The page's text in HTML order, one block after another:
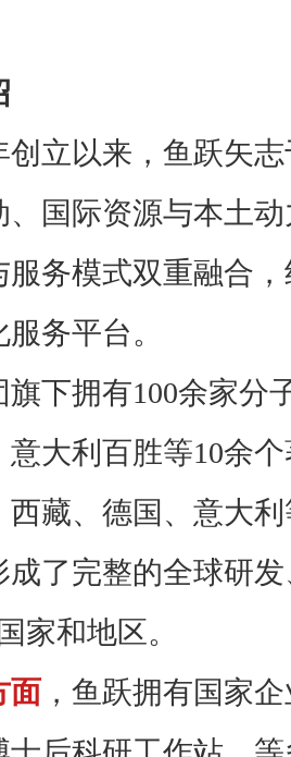
创立以来，鱼跃矢
、国际资源与本土
服务模式双重融合
务平台。
旗下拥有100余家分
意大利百胜等10余
西藏、德国、意大
成了完整的全球研
家和地区。
面 ，鱼跃拥有国家